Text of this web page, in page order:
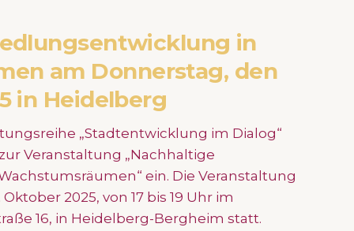
in
am Donnerstag, den
in Heidelberg
„Stadtentwicklung im Dialog“
Veranstaltung „Nachhaltige
ein. Die Veranstaltung
2025, von 17 bis 19 Uhr im
16, in Heidelberg-Bergheim statt.